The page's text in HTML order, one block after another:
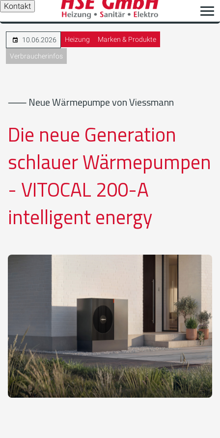
Kontakt
10.06.2026 Heizung Marken & Produkte
Verbraucherinfos
⸺ Neue Wärmepumpe von Viessmann
Die neue Generation
schlauer Wärmepumpen
- VITOCAL 200-A
intelligent energy